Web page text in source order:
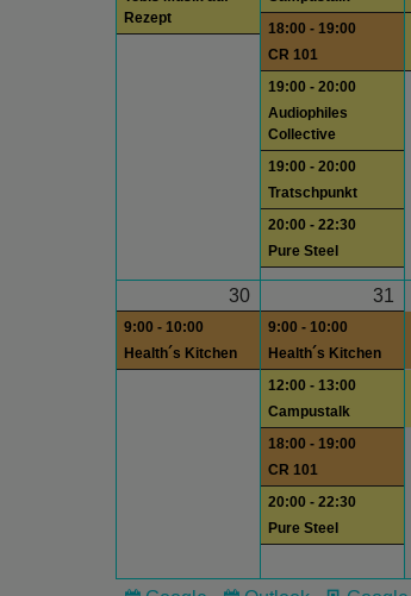
Rezept
18:00 - 19:00
CR 101
19:00 - 20:00
Audiophiles
Collective
19:00 - 20:00
Tratschpunkt
20:00 - 22:30
Pure Steel
30
9:00 - 10:00
Health´s Kitchen
31
9:00 - 10:00
Health´s Kitchen
12:00 - 13:00
Campustalk
18:00 - 19:00
CR 101
20:00 - 22:30
Pure Steel